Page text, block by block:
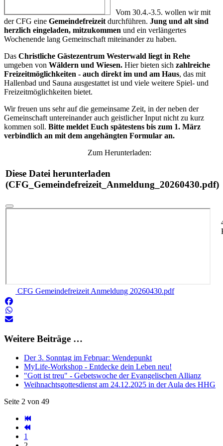
Vom 30.4.-3.5. wollen wir mit
der CFG eine Gemeindefreizeit durchführen. Jung und alt sind
herzlich eingeladen, mitzukommen und ein verlängertes
Wochenende lang Gemeinschaft miteinander zu haben.
Das Christliche Gästezentrum Westerwald liegt in Rehe
umgeben von Wäldern und Wiesen. Hier bieten sich zahlreiche
Freizeitmöglichkeiten - auch direkt im und am Haus, das mit
Hallenbad und Sauna ausgestattet ist und viele weitere Spiel- und
Freizeitmöglichkeiten bietet.
Wir freuen uns sehr auf die gemeinsame Zeit, in der neben der
Gemeinschaft untereinander auch geistlicher Input nicht zu kurz
kommen soll. Bitte meldet Euch spätestens bis zum 1. März
verbindlich an mit dem angehängten Formular an.
Zum Herunterladen:
Diese Datei herunterladen
(CFG_Gemeindefreizeit_Anmeldung_20260430.pdf)
CFG Gemeindefreizeit Anmeldung 20260430.pdf
Weitere Beiträge …
Der 3. Sonntag im Februar: Wendepunkt
MyLife-Workshop - Entdecke dein Leben neu!
"Gott ist treu" - Gebetswoche der Evangelischen Allianz
Weihnachtsgottesdienst am 24.12.2025 in der Aula des HHG
Seite 2 von 49
1